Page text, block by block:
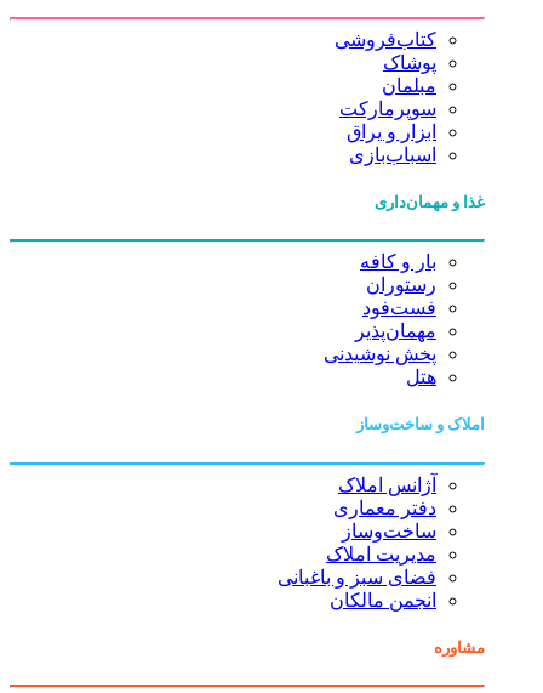
کتاب‌فروشی
پوشاک
مبلمان
سوپرمارکت
ابزار و یراق
اسباب‌بازی
غذا و مهمان‌داری
بار و کافه
رستوران
فست‌فود
مهمان‌پذیر
پخش نوشیدنی
هتل
املاک و ساخت‌وساز
آژانس املاک
دفتر معماری
ساخت‌وساز
مدیریت املاک
فضای سبز و باغبانی
انجمن مالکان
مشاوره